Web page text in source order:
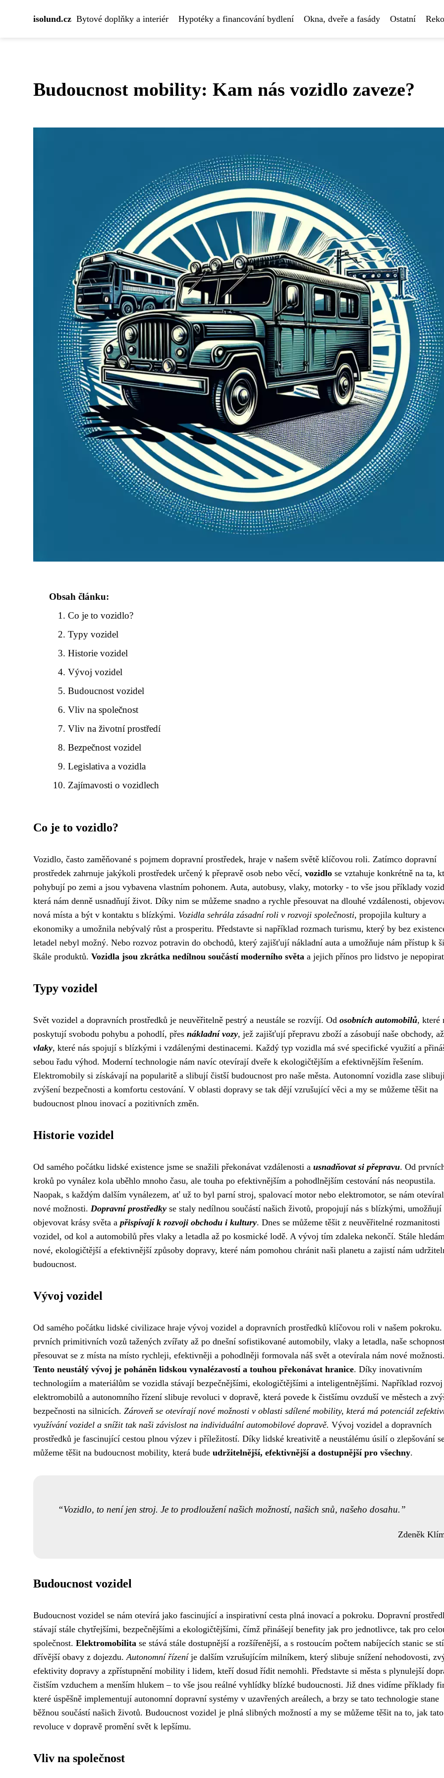
isolund.cz Bytové doplňky a interiér Hypotéky a financování bydlení Okna, dveře a fasády Ostatní
Budoucnost mobility: Kam nás vozidlo zaveze?
Obsah článku:
Co je to vozidlo?
Typy vozidel
Historie vozidel
Vývoj vozidel
Budoucnost vozidel
Vliv na společnost
Vliv na životní prostředí
Bezpečnost vozidel
Legislativa a vozidla
Zajímavosti o vozidlech
Co je to vozidlo?
Vozidlo, často zaměňované s pojmem dopravní prostředek, hraje v našem světě klíčovou roli. Zatímco dopravní
prostředek zahrnuje jakýkoli prostředek určený k přepravě osob nebo věcí, vozidlo se vztahuje konkrétně na ta,
pohybují po zemi a jsou vybavena vlastním pohonem. Auta, autobusy, vlaky, motorky - to vše jsou příklady
která nám denně usnadňují život. Díky nim se můžeme snadno a rychle přesouvat na dlouhé vzdálenosti,
nová místa a být v kontaktu s blízkými. Vozidla sehrála zásadní roli v rozvoji společnosti, propojila kultury a
ekonomiky a umožnila nebývalý růst a prosperitu. Představte si například rozmach turismu, který by bez
letadel nebyl možný. Nebo rozvoz potravin do obchodů, který zajišťují nákladní auta a umožňuje nám přístup k
škále produktů. Vozidla jsou zkrátka nedílnou součástí moderního světa a jejich přínos pro lidstvo je
Typy vozidel
Svět vozidel a dopravních prostředků je neuvěřitelně pestrý a neustále se rozvíjí. Od osobních automobilů, které
poskytují svobodu pohybu a pohodlí, přes nákladní vozy, jež zajišťují přepravu zboží a zásobují naše obchody,
vlaky, které nás spojují s blízkými i vzdálenými destinacemi. Každý typ vozidla má své specifické využití a
sebou řadu výhod. Moderní technologie nám navíc otevírají dveře k ekologičtějším a efektivnějším řešením.
Elektromobily si získávají na popularitě a slibují čistší budoucnost pro naše města. Autonomní vozidla zase
zvýšení bezpečnosti a komfortu cestování. V oblasti dopravy se tak dějí vzrušující věci a my se můžeme těšit na
budoucnost plnou inovací a pozitivních změn.
Historie vozidel
Od samého počátku lidské existence jsme se snažili překonávat vzdálenosti a usnadňovat si přepravu. Od
kroků po vynález kola uběhlo mnoho času, ale touha po efektivnějším a pohodlnějším cestování nás neopustila.
Naopak, s každým dalším vynálezem, ať už to byl parní stroj, spalovací motor nebo elektromotor, se nám
nové možnosti. Dopravní prostředky se staly nedílnou součástí našich životů, propojují nás s blízkými, umožňují
objevovat krásy světa a přispívají k rozvoji obchodu i kultury. Dnes se můžeme těšit z neuvěřitelné rozmanitosti
vozidel, od kol a automobilů přes vlaky a letadla až po kosmické lodě. A vývoj tím zdaleka nekončí. Stále
nové, ekologičtější a efektivnější způsoby dopravy, které nám pomohou chránit naši planetu a zajistí nám
budoucnost.
Vývoj vozidel
Od samého počátku lidské civilizace hraje vývoj vozidel a dopravních prostředků klíčovou roli v našem pokroku.
prvních primitivních vozů tažených zvířaty až po dnešní sofistikované automobily, vlaky a letadla, naše
přesouvat se z místa na místo rychleji, efektivněji a pohodlněji formovala náš svět a otevírala nám nové možnosti.
Tento neustálý vývoj je poháněn lidskou vynalézavostí a touhou překonávat hranice. Díky inovativním
technologiím a materiálům se vozidla stávají bezpečnějšími, ekologičtějšími a inteligentnějšími. Například rozvoj
elektromobilů a autonomního řízení slibuje revoluci v dopravě, která povede k čistšímu ovzduší ve městech a
bezpečnosti na silnicích. Zároveň se otevírají nové možnosti v oblasti sdílené mobility, která má potenciál
využívání vozidel a snížit tak naši závislost na individuální automobilové dopravě. Vývoj vozidel a dopravních
prostředků je fascinující cestou plnou výzev i příležitostí. Díky lidské kreativitě a neustálému úsilí o zlepšování
můžeme těšit na budoucnost mobility, která bude udržitelnější, efektivnější a dostupnější pro všechny.
Vozidlo, to není jen stroj. Je to prodloužení našich možností, našich snů, našeho dosahu.
Zdeněk
Budoucnost vozidel
Budoucnost vozidel se nám otevírá jako fascinující a inspirativní cesta plná inovací a pokroku. Dopravní
stávají stále chytřejšími, bezpečnějšími a ekologičtějšími, čímž přinášejí benefity jak pro jednotlivce, tak pro
společnost. Elektromobilita se stává stále dostupnější a rozšířenější, a s rostoucím počtem nabíjecích stanic se
dřívější obavy z dojezdu.Autonomní řízeníje dalším vzrušujícím milníkem, který slibuje snížení nehodovosti,
efektivity dopravy a zpřístupnění mobility i lidem, kteří dosud řídit nemohli. Představte si města s plynulejší
čistším vzduchem a menším hlukem – to vše jsou reálné vyhlídky blízké budoucnosti. Již dnes vidíme příklady
které úspěšně implementují autonomní dopravní systémy v uzavřených areálech, a brzy se tato technologie stane
běžnou součástí našich životů. Budoucnost vozidel je plná slibných možností a my se můžeme těšit na to, jak tato
revoluce v dopravě promění svět k lepšímu.
Vliv na společnost